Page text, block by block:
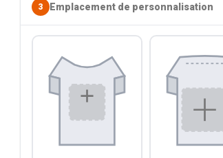
3 Emplacement de personnalisation